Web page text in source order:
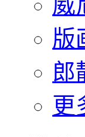
版
郎
更